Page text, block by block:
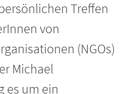
Treffen
von
(NGOs)
Michael
es um ein